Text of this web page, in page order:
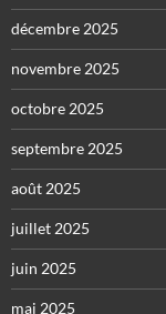
décembre 2025
novembre 2025
octobre 2025
septembre 2025
août 2025
juillet 2025
juin 2025
mai 2025